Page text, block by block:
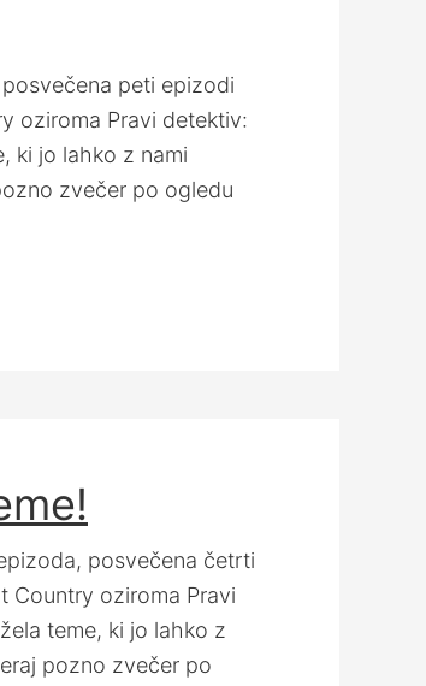
peti epizodi
oziroma Pravi detektiv:
ki jo lahko z nami
zvečer po ogledu
posvečena četrti
Country oziroma Pravi
teme, ki jo lahko z
pozno zvečer po